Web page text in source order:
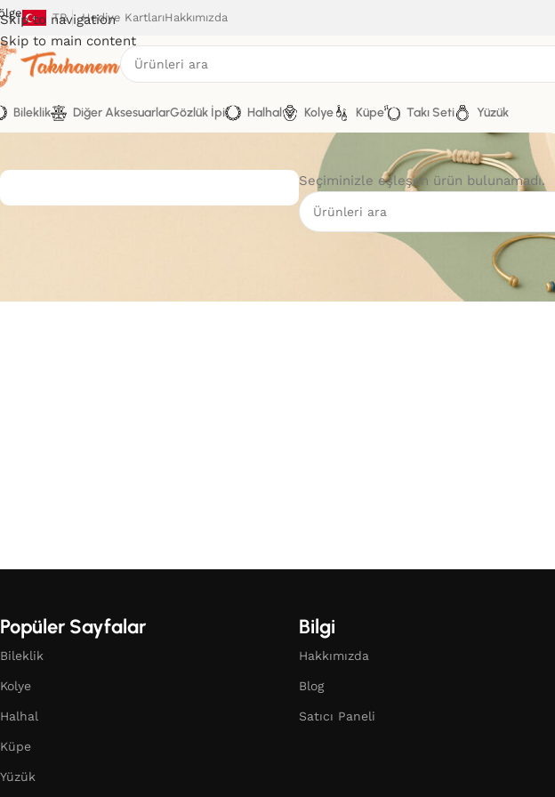
Skip to navigation
Skip to main content
TR Hediye KartlarıHakkımızda
Bileklik Diğer AksesuarlarGözlük İpi Halhal Kolye Küpe Takı Seti Yüzük
Seçiminizle eşleşen ürün bulunamadı.
Popüler Sayfalar
Bileklik
Kolye
Halhal
Küpe
Yüzük
Bilgi
Hakkımızda
Blog
Satıcı Paneli